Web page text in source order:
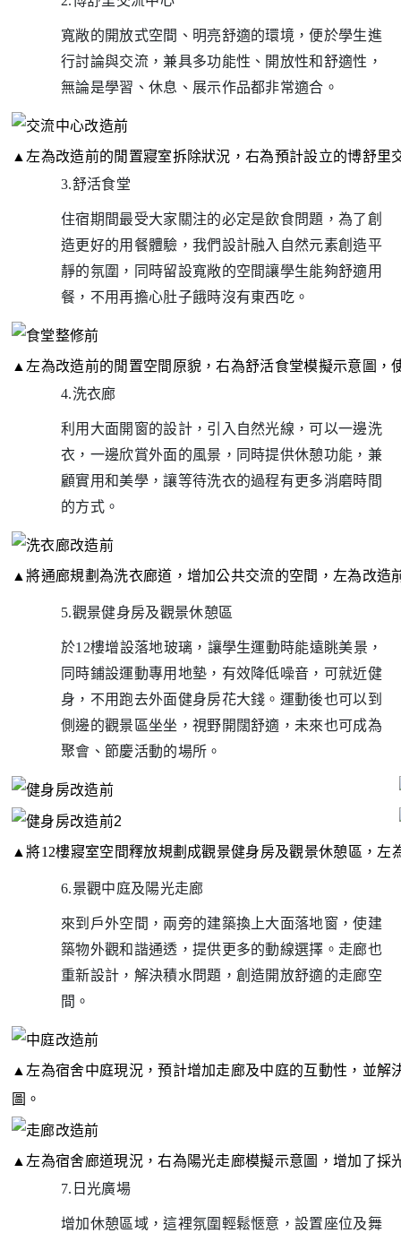
寬敞的開放式空間、明亮舒適的環境，便於學生進
行討論與交流，兼具多功能性、開放性和舒適性，
無論是學習、休息、展示作品都非常適合 。
▲ 左為改造前的閒置寢室拆除狀況，右為預計設立的博舒里
3.舒活食堂
住宿期間最受大家關注的必定是飲食問題，為了創
造更好的用餐體驗，我們設計融入自然元素創造平
靜的氛圍，同時留設寬敞的空間讓學生能夠舒適用
餐，不用再擔心肚子餓時沒有東西吃。
▲ 左為改造前的閒置空間原貌，右為舒活食堂模擬示意圖
4.洗衣廊
利用大面開窗的設計，引入自然光線，可以一邊洗
衣，一邊欣賞外面的風景，同時提供休憩功能，兼
顧實用和美學，讓等待洗衣的過程有更多消磨時間
的方式。
▲將通廊規劃為洗衣廊道，增加公共交流的空間，左為改造
5.觀景健身房及觀景休憩區
於12樓增設落地玻璃，讓學生運動時能遠眺美景，
同時鋪設運動專用地墊，有效降低噪音，可就近健
身，不用跑去外面健身房花大錢。運動後也可以到
側邊的觀景區坐坐，視野開闊舒適，未來也可成為
聚會、節慶活動的場所。
▲將12樓寢室空間釋放規劃成觀景健身房及觀景休憩區，左
6.景觀中庭及陽光走廊
來到戶外空間，兩旁的建築換上大面落地窗，使建
築物外觀和諧通透，提供更多的動線選擇。走廊也
重新設計，解決積水問題，創造開放舒適的走廊空
間。
▲ 左為宿舍中庭現況，預計增加走廊及中庭的互動性，並
圖。
▲ 左為宿舍廊道現況，右為陽光走廊模擬示意圖，增加了採
7.日光廣場
增加休憩區域，這裡氛圍輕鬆愜意，設置座位及舞